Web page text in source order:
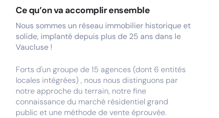
Ce qu’on va accomplir ensemble
Nous sommes un réseau immobilier historique et
solide, implanté depuis plus de 25 ans dans le
Vaucluse !
Forts d'un groupe de 15 agences (dont 6 entités
locales intégrées) , nous nous distinguons par
notre approche du terrain, notre fine
connaissance du marché résidentiel grand
public et une méthode de vente éprouvée.